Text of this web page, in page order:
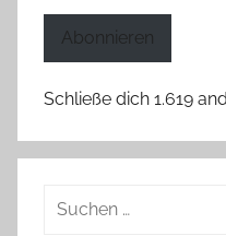
Abonnieren
Schließe dich 1.619
Suchen